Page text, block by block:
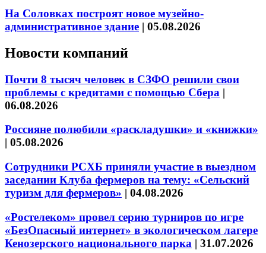
На Соловках построят новое музейно-
административное здание | 05.08.2026
Новости компаний
Почти 8 тысяч человек в СЗФО решили свои
проблемы с кредитами с помощью Сбера |
06.08.2026
Россияне полюбили «раскладушки» и «книжки»
| 05.08.2026
Сотрудники РСХБ приняли участие в выездном
заседании Клуба фермеров на тему: «Сельский
туризм для фермеров» | 04.08.2026
«Ростелеком» провел серию турниров по игре
«БезОпасный интернет» в экологическом лагере
Кенозерского национального парка | 31.07.2026